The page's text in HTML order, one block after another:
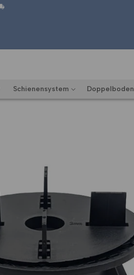
Schienensystem Doppelboden